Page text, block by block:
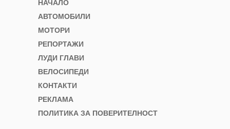
НАЧАЛО
АВТОМОБИЛИ
МОТОРИ
РЕПОРТАЖИ
ЛУДИ ГЛАВИ
ВЕЛОСИПЕДИ
КОНТАКТИ
РЕКЛАМА
ПОЛИТИКА ЗА ПОВЕРИТЕЛНОСТ